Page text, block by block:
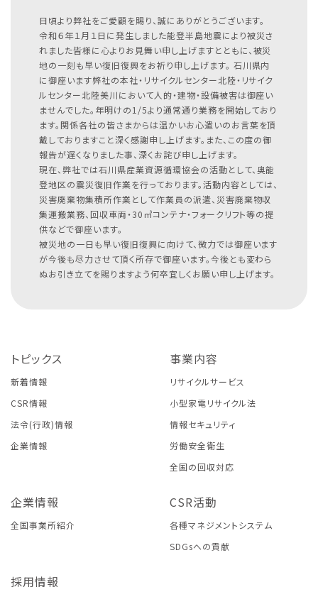
日頃より弊社をご愛顧を賜り、誠にありがとうございます。
令和６年１月１日に発生しました能登半島地震により被災さ
れました皆様に心よりお見舞い申し上げますとともに、被災
地の一刻も早い復旧復興をお祈り申し上げます。 石川県内
に御座います弊社の本社・リサイクルセンター北陸・リサイク
ルセンター北陸美川において人的・建物・設備被害は御座い
ませんでした。年明けの1/5より通常通り業務を開始しており
ます。関係各社の皆さまからは温かいお心遣いのお言葉を頂
戴しておりますこと深く感謝申し上げます。また、この度の御
報告が遅くなりました事、深くお詫び申し上げます。
現在、弊社では石川県産業資源循環協会の活動として、奥能
登地区の震災復旧作業を行っております。活動内容としては、
災害廃棄物集積所作業として作業員の派遣、災害廃棄物収
集運搬業務、回収車両・30㎥コンテナ・フォークリフト等の提
供などで御座います。
被災地の一日も早い復旧復興に向けて、微力では御座います
が今後も尽力させて頂く所存で御座います。今後とも変わら
ぬお引き立てを賜りますよう何卒宜しくお願い申し上げます。
トピックス
新着情報
CSR情報
法令(行政)情報
企業情報
事業内容
リサイクルサービス
小型家電リサイクル法
情報セキュリティ
労働安全衛生
全国の回収対応
企業情報
全国事業所紹介
CSR活動
各種マネジメントシステム
SDGsへの貢献
採用情報